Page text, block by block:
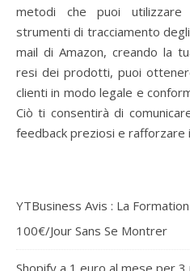
metodi che puoi
strumenti di tracciamento
mail di Amazon, creando la
resi dei prodotti, puoi
clienti in modo legale e
Ciò ti consentirà di
feedback preziosi e rafforzare
YTBusiness Avis : La
100€/Jour Sans Se Montrer
Shopify a 1 euro al mese per 3